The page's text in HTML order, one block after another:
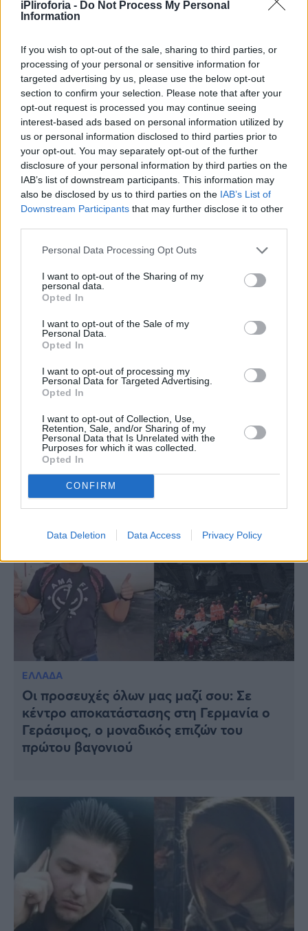
iPliroforia - Do Not Process My Personal
Information
If you wish to opt-out of the sale, sharing to third parties, or
processing of your personal or sensitive information for
targeted advertising by us, please use the below opt-out
section to confirm your selection. Please note that after your
opt-out request is processed you may continue seeing
interest-based ads based on personal information utilized by
us or personal information disclosed to third parties prior to
your opt-out. You may separately opt-out of the further
disclosure of your personal information by third parties on the
IAB’s list of downstream participants. This information may
also be disclosed by us to third parties on the IAB’s List of
Downstream Participants that may further disclose it to other
Personal Data Processing Opt Outs
I want to opt-out of the Sharing of my
personal data.
Opted In
I want to opt-out of the Sale of my
Personal Data.
Opted In
I want to opt-out of processing my
Personal Data for Targeted Advertising.
Opted In
I want to opt-out of Collection, Use,
Retention, Sale, and/or Sharing of my
Personal Data that Is Unrelated with the
Purposes for which it was collected.
Opted In
CONFIRM
Data Deletion Data Access Privacy Policy
ΕΛΛΑΔΑ
«Δύσκολα τα πράγματα»: Δίνουν μάχη για
τον 21χρονο Γεράσιμο – Σε ειδικό κέντρο
αποκατάστασης στη Γερμανία ο
μοναδικός επιζών από το πρώτο βαγόνι
ΕΛΛΑΔΑ
«Ανοίγει λίγο τα μάτια του»: Ελπιδοφόρα
νέα για τον 20χρονο Γεράσιμο, τον
μοναδικό επιζώντα του πρώτου βαγονιού
ΕΛΛΑΔΑ
Οι προσευχές όλων μας μαζί σου: Σε
κέντρο αποκατάστασης στη Γερμανία ο
Γεράσιμος, ο μοναδικός επιζών του
πρώτου βαγονιού